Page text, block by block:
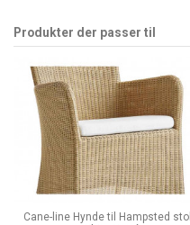
Produkter der passer til
Cane-line Hynde til Hampsted stol